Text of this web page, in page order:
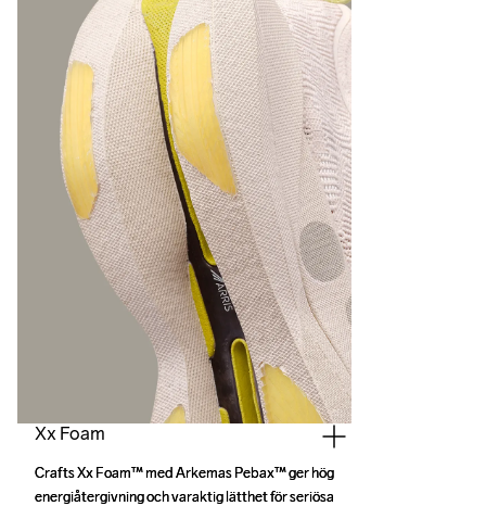
Xx Foam
Crafts Xx Foam™ med Arkemas Pebax™ ger hög
energiåtergivning och varaktig lätthet för seriösa
Crafts Xx Foam™ med Arkemas Pebax™ ger hög
energiåtergivning och varaktig lätthet för seriösa